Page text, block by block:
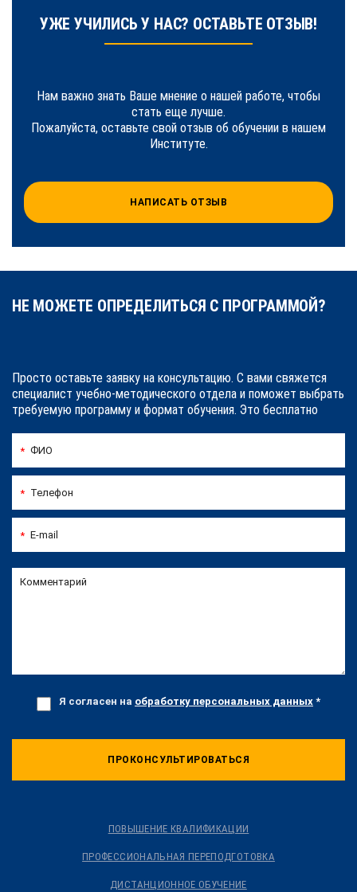
УЖЕ УЧИЛИСЬ У НАС? ОСТАВЬТЕ ОТЗЫВ!
Нам важно знать Ваше мнение о нашей работе, чтобы
стать еще лучше.
Пожалуйста, оставьте свой отзыв об обучении в нашем
Институте.
НАПИСАТЬ ОТЗЫВ
НЕ МОЖЕТЕ ОПРЕДЕЛИТЬСЯ С ПРОГРАММОЙ?
Просто оставьте заявку на консультацию. С вами свяжется
специалист учебно-методического отдела и поможет выбрать
требуемую программу и формат обучения. Это бесплатно
* ФИО
* Телефон
* E-mail
Комментарий
Я согласен на обработку персональных данных *
ПРОКОНСУЛЬТИРОВАТЬСЯ
ПОВЫШЕНИЕ КВАЛИФИКАЦИИ
ПРОФЕССИОНАЛЬНАЯ ПЕРЕПОДГОТОВКА
ДИСТАНЦИОННОЕ ОБУЧЕНИЕ